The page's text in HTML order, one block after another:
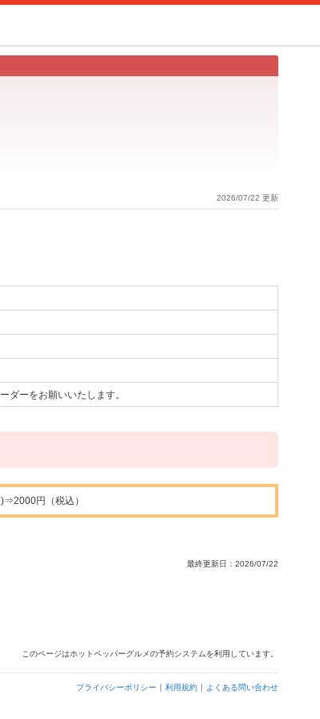
2026/07/22 更新
ダーをお願いいたします。
円（税込）
最終更新日：2026/07/22
このページはホットペッパーグルメの予約システムを利用しています。
プライバシーポリシー 利用規約 よくある問い合わせ